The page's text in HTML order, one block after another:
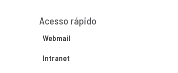
Acesso rápido
Webmail
Intranet